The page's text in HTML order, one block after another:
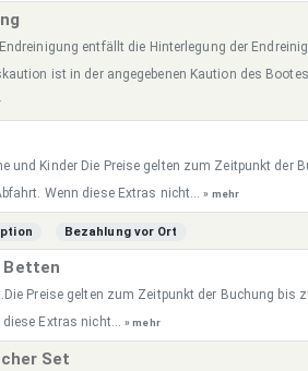
entfällt die Hinterlegung der
ist in der angegebenen Kaution des
und Kinder Die Preise gelten zum Zeitpunkt der
Wenn diese Extras nicht...» mehr
Bezahlung vor Ort
Betten
Preise gelten zum Zeitpunkt der Buchung bis
diese Extras nicht...» mehr
Set